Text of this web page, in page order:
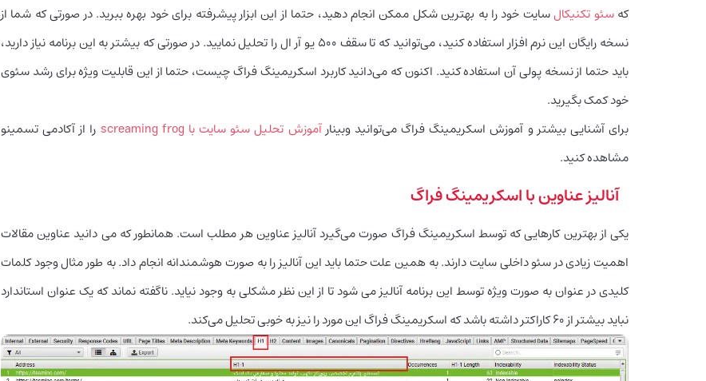
کهسئو تکنیکالسایت خود را به بهترین شکل ممکن انجام دهید، حتما از این ابزار پیشرفته برای خود بهره ببرید. در صورتی که شما از
نسخه رایگان این نرم افزار استفاده کنید، می‌توانید که تا سقف ۵۰۰ یو آر ال را تحلیل نمایید. در صورتی که بیشتر به این برنامه نیاز دارید،
باید حتما از نسخه پولی آن استفاده کنید. اکنون که می‌دانید کاربرد اسکریمینگ فراگ چیست، حتما از این قابلیت ویژه برای رشد سئوی
خود کمک بگیرید.
برای آشنایی بیشتر و آموزش اسکریمینگ فراگ می‌توانید وبینارآموزش تحلیل سئو سایت با screaming frog
را از آکادمی تسمینو
مشاهده کنید.
آنالیز عناوین با اسکریمینگ فراگ
یکی از بهترین کارهایی که توسط اسکریمینگ فراگ صورت می‌گیرد آنالیز عناوین هر مطلب است. همانطور که می دانید عناوین مقالات
اهمیت زیادی در سئو داخلی سایت دارند. به همین علت حتما باید این آنالیز را به صورت هوشمندانه انجام داد. به طور مثال وجود کلمات
کلیدی در عنوان به صورت ویژه توسط این برنامه آنالیز می شود تا از این نظر مشکلی به وجود نیاید. ناگفته نماند که یک عنوان استاندارد
نباید بیشتر از ۶۰ کاراکتر داشته باشد که اسکریمینگ فراگ این مورد را نیز به خوبی تحلیل می‌کند.